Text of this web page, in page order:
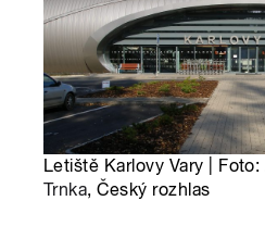
Letiště Karlovy Vary | Foto:
Trnka, Český rozhlas